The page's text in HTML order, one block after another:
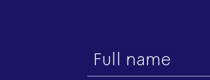
First
name